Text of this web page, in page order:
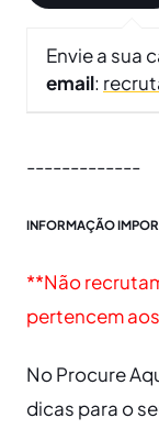
Envie a sua
email:
-------------
INFORMAÇÃO
**Não
pertencem
No Procure
dicas para o